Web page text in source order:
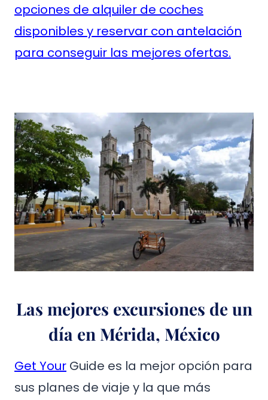
opciones de alquiler de coches
disponibles y reservar con antelación
para conseguir las mejores ofertas.
Las mejores excursiones de un
día en Mérida, México
Get Your Guide es la mejor opción para
sus planes de viaje y la que más